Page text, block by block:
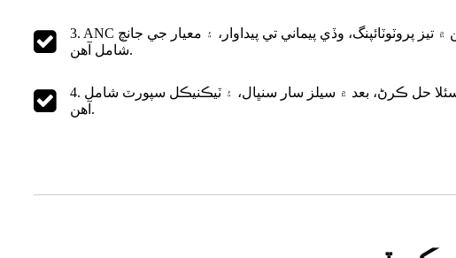
3. ANC سسٽم جي پيداوار جون خدمتون مهيا ڪريو، جن ۾ تيز پروٽوٽائپنگ، وڏي پيماني تي پيداوار، ۽ معيار جي جانچ
شامل آهن.
4. جامع بعد ۾ سيلز سروس فراهم ڪريو، جنهن ۾ مسئلا حل ڪرڻ، بعد ۾ سيلز سار سنڀال، ۽ ٽيڪنيڪل سپورٽ شامل
آهن.